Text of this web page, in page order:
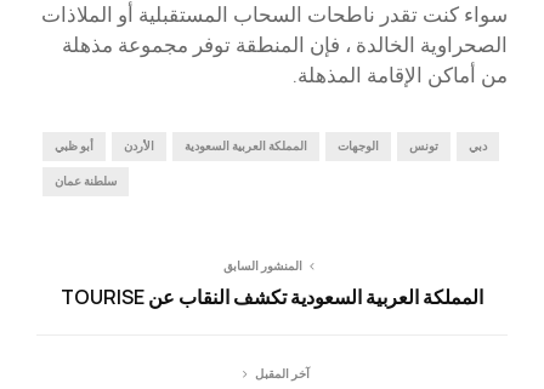
سواء كنت تقدر ناطحات السحاب المستقبلية أو الملاذات
الصحراوية الخالدة ، فإن المنطقة توفر مجموعة مذهلة
من أماكن الإقامة المذهلة.
أبو ظبي الأردن المملكة العربية السعودية الوجهات تونس دبي
سلطنة عمان
المنشور السابق
المملكة العربية السعودية تكشف النقاب عن TOURISE
آخر المقبل